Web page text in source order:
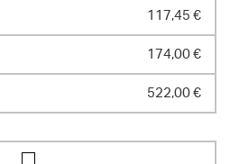
117,45 €
174,00 €
522,00 €